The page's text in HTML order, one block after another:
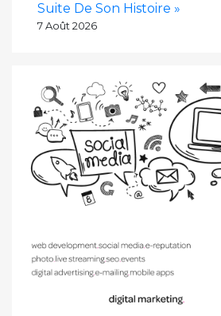
Suite De Son Histoire »
7 Août 2026